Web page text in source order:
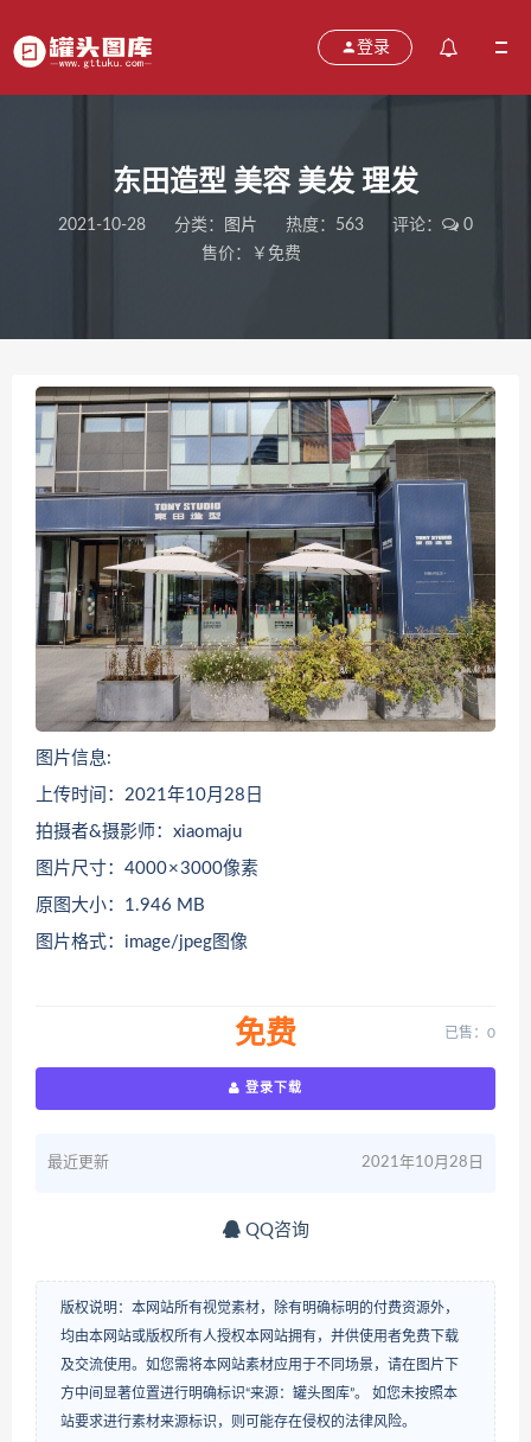
登录
东田造型 美容 美发 理发
2021-10-28 分类： 图片 热度：563 评论：
0
售价：￥免费
图片信息:
上传时间：2021年10月28日
拍摄者&摄影师：xiaomaju
图片尺寸：4000 × 3000像素
原图大小：1.946 MB
图片格式：image/jpeg图像
免费 已售：0
登录下载
最近更新 2021年10月28日
QQ咨询
版权说明：本网站所有视觉素材，除有明确标明的付费资源外，
均由本网站或版权所有人授权本网站拥有，并供使用者免费下载
及交流使用。如您需将本网站素材应用于不同场景，请在图片下
方中间显著位置进行明确标识“来源：罐头图库”。 如您未按照本
站要求进行素材来源标识，则可能存在侵权的法律风险。